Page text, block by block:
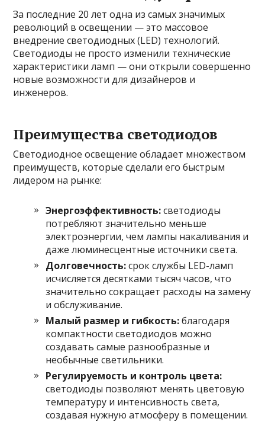
За последние 20 лет одна из самых значимых
революций в освещении — это массовое
внедрение светодиодных (LED) технологий.
Светодиоды не просто изменили технические
характеристики ламп — они открыли совершенно
новые возможности для дизайнеров и
инженеров.
Преимущества светодиодов
Светодиодное освещение обладает множеством
преимуществ, которые сделали его быстрым
лидером на рынке:
Энергоэффективность:светодиоды
потребляют значительно меньше
электроэнергии, чем лампы накаливания и
даже люминесцентные источники света.
Долговечность:срок службы LED-ламп
исчисляется десятками тысяч часов, что
значительно сокращает расходы на замену
и обслуживание.
Малый размер и гибкость:благодаря
компактности светодиодов можно
создавать самые разнообразные и
необычные светильники.
Регулируемость и контроль цвета:
светодиоды позволяют менять цветовую
температуру и интенсивность света,
создавая нужную атмосферу в помещении.